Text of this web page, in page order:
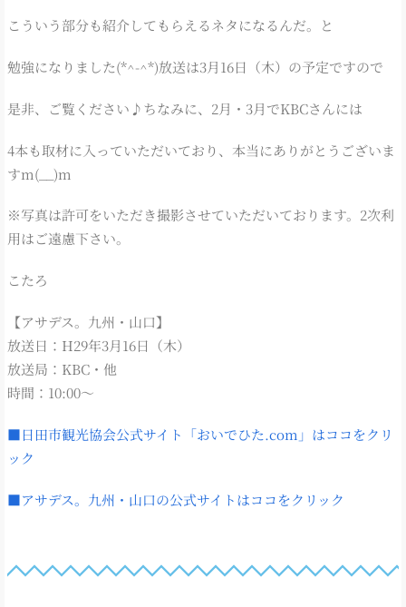
こういう部分も紹介してもらえるネタになるんだ。と
勉強になりました(*^-^*)放送は3月16日（木）の予定ですので
是非、ご覧ください♪ちなみに、2月・3月でKBCさんには
4本も取材に入っていただいており、本当にありがとうございま
すm(__)m
※写真は許可をいただき撮影させていただいております。2次利
用はご遠慮下さい。
こたろ
【アサデス。九州・山口】
放送日：H29年3月16日（木）
放送局：KBC・他
時間：10:00～
■日田市観光協会公式サイト「おいでひた.com」はココをクリ
ック
■アサデス。九州・山口の公式サイトはココをクリック